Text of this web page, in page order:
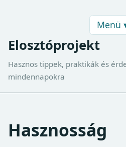
Menü
Elosztóprojekt
Hasznos tippek, praktikák és
mindennapokra
Hasznosság